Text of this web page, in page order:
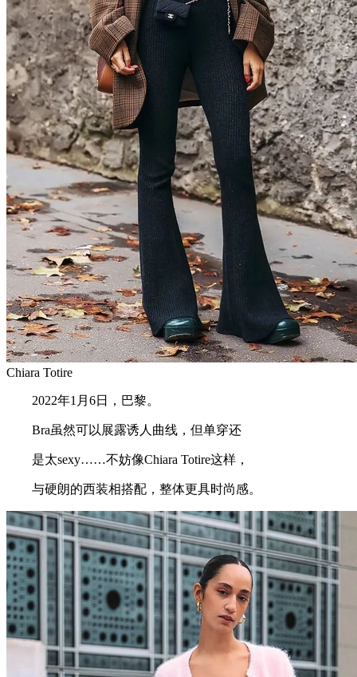
Chiara Totire
2022年1月6日，巴黎。
Bra虽然可以展露诱人曲线，但单穿还
是太sexy……不妨像Chiara Totire这样，
与硬朗的西装相搭配，整体更具时尚感。